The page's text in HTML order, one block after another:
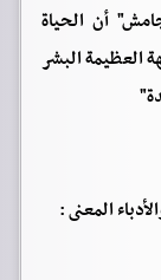
أن الحياة
العظيمة البشر
المعنى :